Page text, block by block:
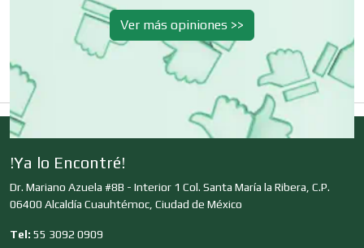
Clínicas de Rehabilitación
Clínicas y Hospitales
Clubes Deportivos
Cocinas Integrales
Ver más opiniones >>
!Ya lo Encontré!
Dr. Mariano Azuela #8B - Interior 1 Col. Santa María la Ribera, C.P.
06400 Alcaldía Cuauhtémoc, Ciudad de México
Tel: 55 3092 0909